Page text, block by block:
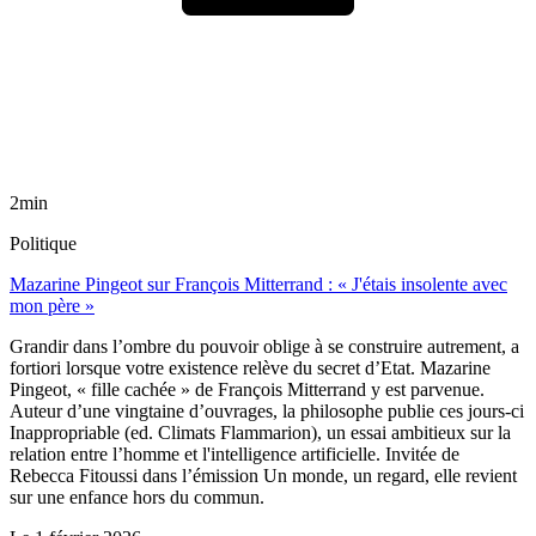
2min
Politique
Mazarine Pingeot sur François Mitterrand : « J'étais insolente avec
mon père »
Grandir dans l’ombre du pouvoir oblige à se construire autrement, a
fortiori lorsque votre existence relève du secret d’Etat. Mazarine
Pingeot, « fille cachée » de François Mitterrand y est parvenue.
Auteur d’une vingtaine d’ouvrages, la philosophe publie ces jours-ci
Inappropriable (ed. Climats Flammarion), un essai ambitieux sur la
relation entre l’homme et l'intelligence artificielle. Invitée de
Rebecca Fitoussi dans l’émission Un monde, un regard, elle revient
sur une enfance hors du commun.